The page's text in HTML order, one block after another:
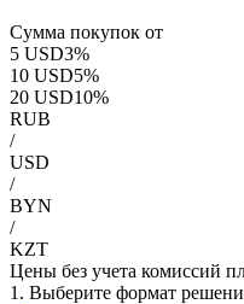
Сумма покупок от
5 USD3%
10 USD5%
20 USD10%
RUB
/
USD
/
BYN
/
KZT
Цены без учета комиссий
1. Выберите формат